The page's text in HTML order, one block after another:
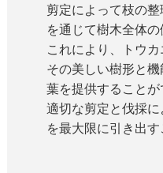
剪定によって枝の
を通じて樹木全体の
これにより、トウ
その美しい樹形と
葉を提供することが
適切な剪定と伐採
を最大限に引き出す